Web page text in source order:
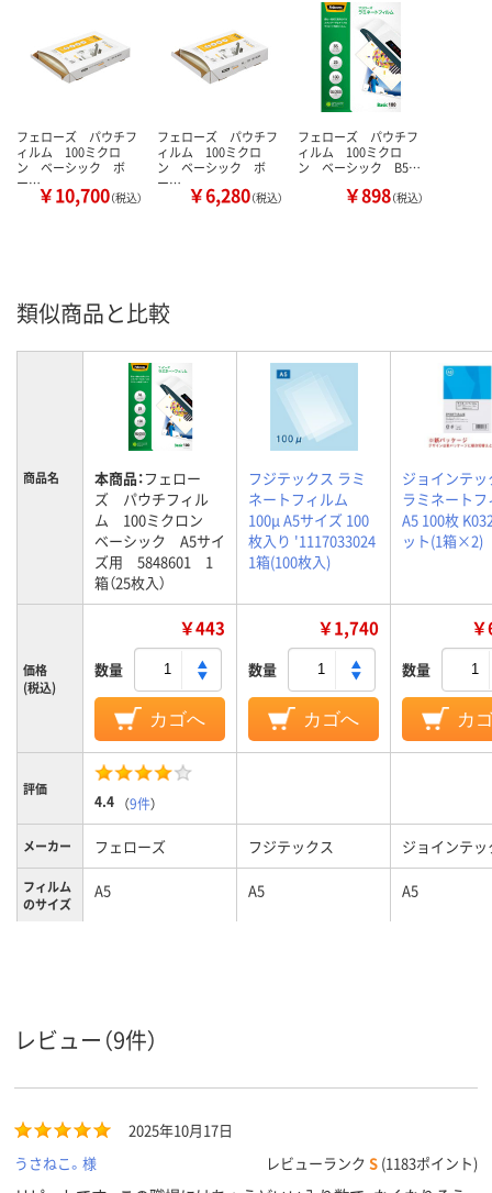
フェローズ パウチフ
ィルム 100ミクロ
ン ベーシック ボ
ー…￥10,700（税込）
フェローズ パウチフ
ィルム 100ミクロ
ン ベーシック ボ
ー… ￥6,280（税込）
フェローズ パウチフ
ィルム 100ミクロ
ン ベーシック B5…
￥898（税込）
類似商品と比較
商品名 本商品：フェロー
ズ パウチフィル
ム 100ミクロン
ベーシック A5サイ
ズ用 5848601 1
箱（25枚入）
フジテックス ラミ
ネートフィルム
100μ A5サイズ 100
枚入り '1117033024
1箱(100枚入)
ジョインテッ
ラミネート
A5 100枚
ット(1箱×2)
価格
(税込)
￥443
数量
カゴへ
￥1,740
数量
カゴへ
数量
カ
評価
4.4 （9件）
メーカー フェローズ フジテックス ジョインテッ
フィルム
のサイズ
A5 A5 A5
材質 グロス
レビュー（9件）
2025年10月17日
うさねこ。様
レビューランク S (1183ポイント)